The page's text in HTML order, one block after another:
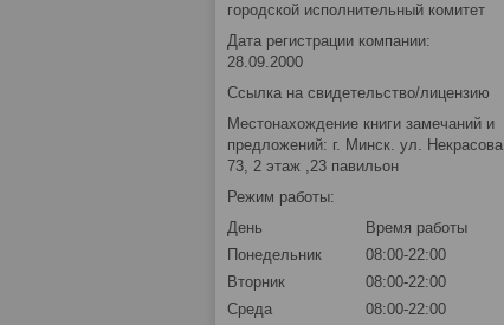
городской исполнительный комитет
Дата регистрации компании:
28.09.2000
Ссылка на свидетельство/лицензию
Местонахождение книги замечаний и
предложений: г. Минск. ул. Некрасова
73, 2 этаж ,23 павильон
Режим работы:
День
Время работы
Понедельник
08:00-22:00
Вторник
08:00-22:00
Среда
08:00-22:00